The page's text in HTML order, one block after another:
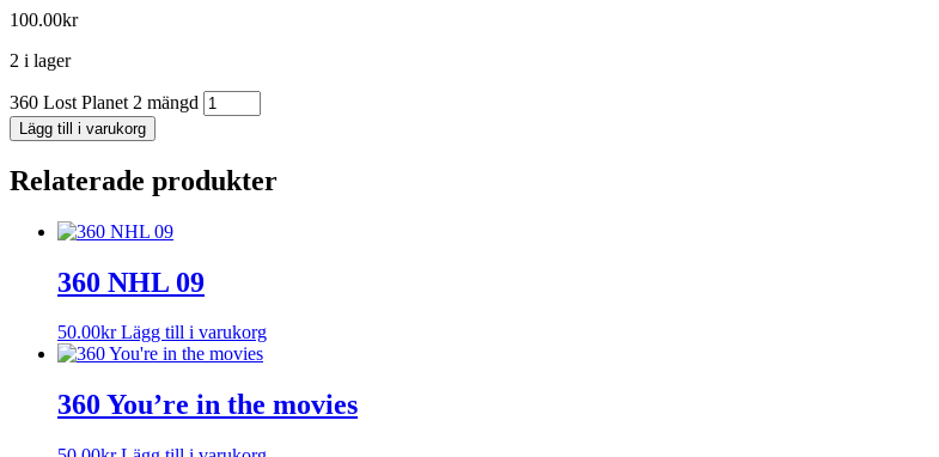
100.00kr
2 i lager
360 Lost Planet 2 mängd
Lägg till i varukorg
Relaterade produkter
360 NHL 09
50.00kr Lägg till i varukorg
360 You’re in the movies